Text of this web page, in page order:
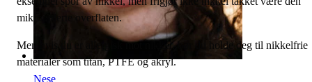
Nese
mikropolerte overflaten.
Men hvis du er allergisk mot nikkel, bør du holde deg til nikkelfrie
materialer som titan, PTFE og akryl.